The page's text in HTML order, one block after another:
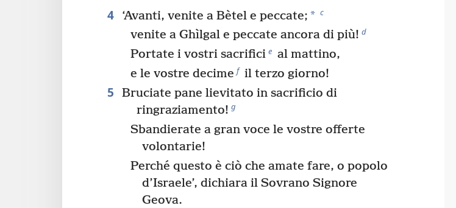
4 ‘Avanti, venite a Bètel e peccate; * c
venite a Ghìlgal e peccate ancora di più! d
Portate i vostri sacrifici e al mattino,
e le vostre decime f il terzo giorno!
5
Bruciate pane lievitato in sacrificio di
ringraziamento! g
Sbandierate a gran voce le vostre offerte
volontarie!
Perché questo è ciò che amate fare, o popolo
d’Israele’, dichiara il Sovrano Signore
Geova.